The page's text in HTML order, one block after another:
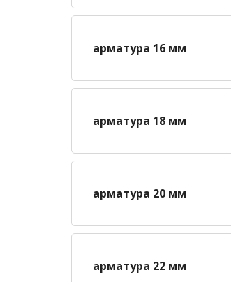
арматура 16 мм
арматура 18 мм
арматура 20 мм
арматура 22 мм